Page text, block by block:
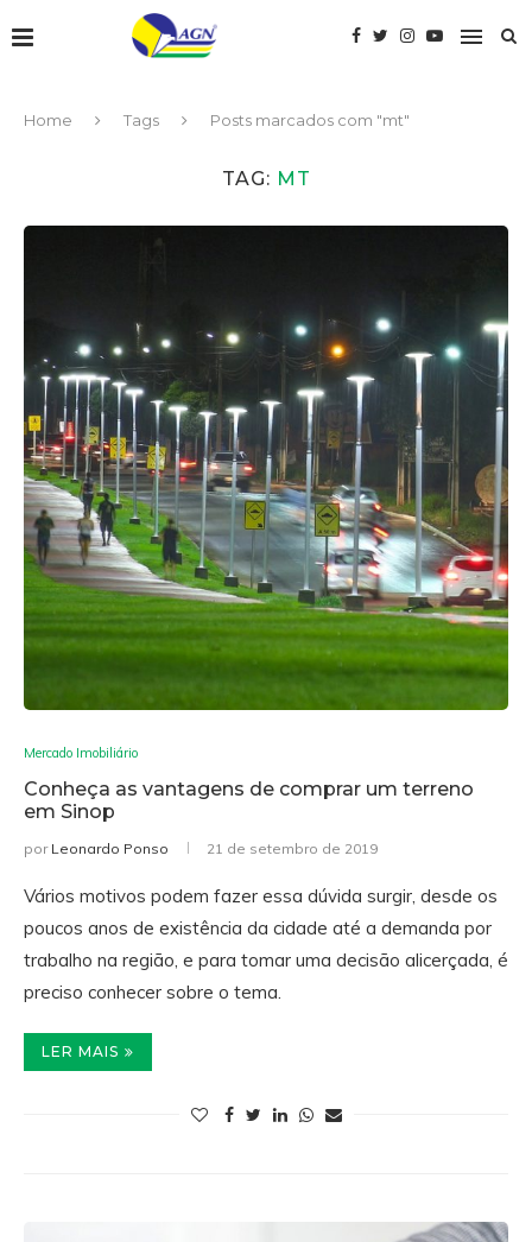
Home Tags Posts marcados com "mt"
TAG: MT
Mercado Imobiliário
Conheça as vantagens de comprar um terreno
em Sinop
por Leonardo Ponso 21 de setembro de 2019
Vários motivos podem fazer essa dúvida surgir, desde os
poucos anos de existência da cidade até a demanda por
trabalho na região, e para tomar uma decisão alicerçada, é
preciso conhecer sobre o tema.
LER MAIS